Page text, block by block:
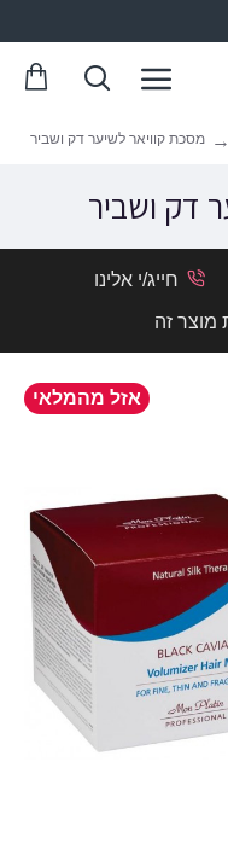
מסכת קוויאר לשיער דק ושביר
דק ושביר
חייג/י אלינו
מוצר זה
אזל מהמלאי